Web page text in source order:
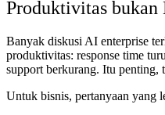
Produktivitas bukan
Banyak diskusi AI enterprise
produktivitas: response time
support berkurang. Itu penting,
Untuk bisnis, pertanyaan yang